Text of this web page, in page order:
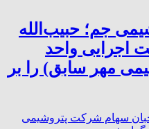
جم؛ حبیب‌الله
اجرایی واحد
مهر سابق) را بر